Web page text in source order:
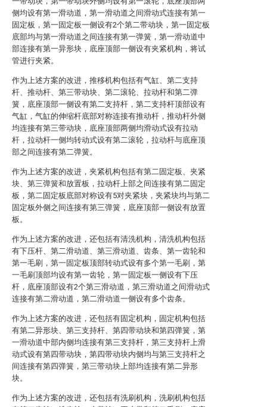
侧均设有第一滑动道，第一滑动道之间滑动式连接有第一
固定板，第一固定板一侧设有2个第二带动块，第一固定板
底部均与第一滑动道之间连接有第一弹簧，第一滑动道中
部连接有第一异形块，底座顶部一侧设有夹紧机构，将试
管进行夹紧。
作为上述方案的改进，推移机构包括有气缸、第二支持
杆、推动杆、第三带动块、第二滚轮、拉动杆和第二弹
簧，底座顶部一侧设有第二支持杆，第二支持杆顶部设有
气缸，气缸的伸缩杆底部对称连接有推动杆，推动杆外侧
均连接有第三带动块，底座顶部两侧均滑动式设有拉动
杆，拉动杆一侧均转动式设有第二滚轮，拉动杆与底座顶
部之间连接有第二弹簧。
作为上述方案的改进，夹紧机构包括有第二固定板、夹紧
块、第三弹簧和放置板，拉动杆上部之间连接有第二固定
板，第二固定板底部对称设有5对夹紧块，夹紧块均与第二
固定板外侧之间连接有第三弹簧，底座顶部一侧设有放置
板。
作为上述方案的改进，还包括有清洗机构，清洗机构包括
有下压杆、第二滑动道、第三滑动道、齿条、第一齿轮和
第一毛刷，第一固定板顶部转动式设有多个第一毛刷，第
一毛刷顶部均设有第一齿轮，第一固定板一侧设有下压
杆，底座顶部设有2个第三滑动道，第三滑动道之间滑动式
连接有第二滑动道，第二滑动道一侧设有多个齿条。
作为上述方案的改进，还包括有固定机构，固定机构包括
有第二异形块、第三支持杆、第四带动块和第四弹簧，第
一滑动道中部内侧均连接有第三支持杆，第三支持杆上滑
动式设有第四带动块，第四带动块内侧均与第三支持杆之
间连接有第四弹簧，第三带动块上部均连接有第二异形
块。
作为上述方案的改进，还包括有洗刷机构，洗刷机构包括